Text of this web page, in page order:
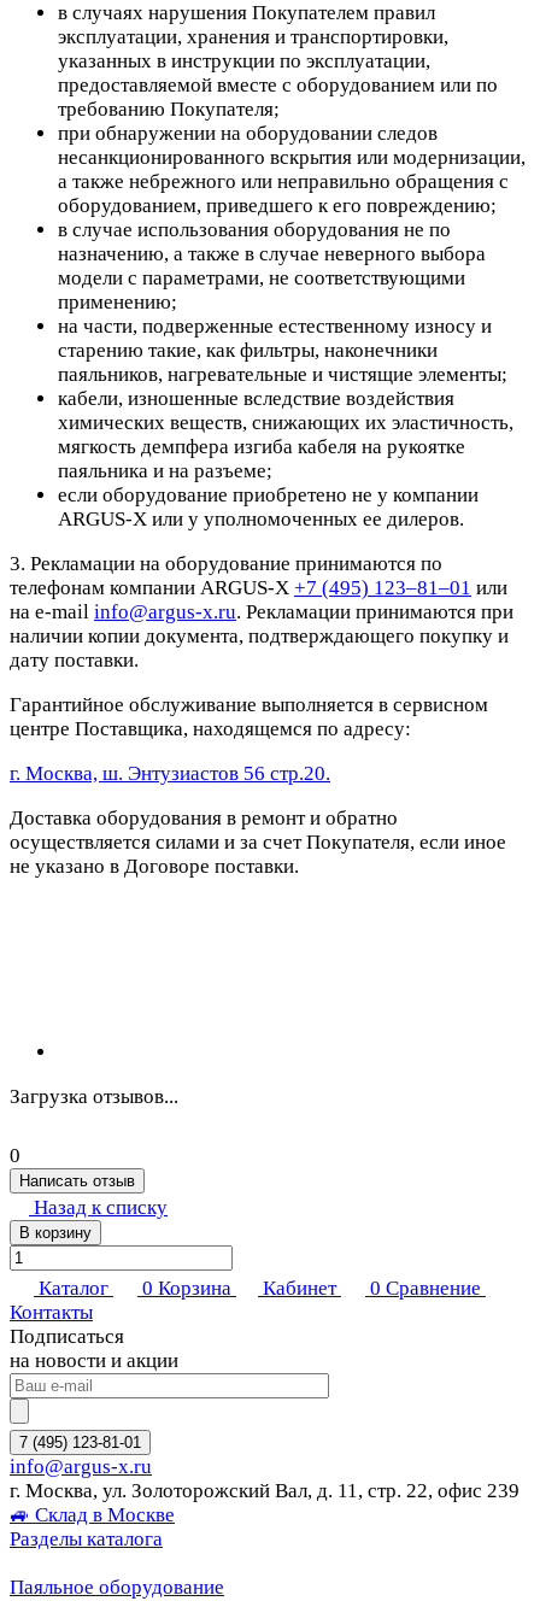
в случаях нарушения Покупателем правил
эксплуатации, хранения и транспортировки,
указанных в инструкции по эксплуатации,
предоставляемой вместе с оборудованием или по
требованию Покупателя;
при обнаружении на оборудовании следов
несанкционированного вскрытия или модернизации,
а также небрежного или неправильно обращения с
оборудованием, приведшего к его повреждению;
в случае использования оборудования не по
назначению, а также в случае неверного выбора
модели с параметрами, не соответствующими
применению;
на части, подверженные естественному износу и
старению такие, как фильтры, наконечники
паяльников, нагревательные и чистящие элементы;
кабели, изношенные вследствие воздействия
химических веществ, снижающих их эластичность,
мягкость демпфера изгиба кабеля на рукоятке
паяльника и на разъеме;
если оборудование приобретено не у компании
ARGUS-X или у уполномоченных ее дилеров.
3. Рекламации на оборудование принимаются по
телефонам компании ARGUS-X +7 (495) 123–81–01 или
на e-mail info@argus-x.ru. Рекламации принимаются при
наличии копии документа, подтверждающего покупку и
дату поставки.
Гарантийное обслуживание выполняется в сервисном
центре Поставщика, находящемся по адресу:
г. Москва, ш. Энтузиастов 56 стр.20.
Доставка оборудования в ремонт и обратно
осуществляется силами и за счет Покупателя, если иное
не указано в Договоре поставки.
Загрузка отзывов...
0
Написать отзыв
Назад к списку
В корзину
Каталог 0 Корзина Кабинет 0 Сравнение
Контакты
Подписаться
на новости и акции
7 (495) 123-81-01
info@argus-x.ru
г. Москва, ул. Золоторожский Вал, д. 11, стр. 22, офис 239
🚙 Склад в Москве
Разделы каталога
Паяльное оборудование